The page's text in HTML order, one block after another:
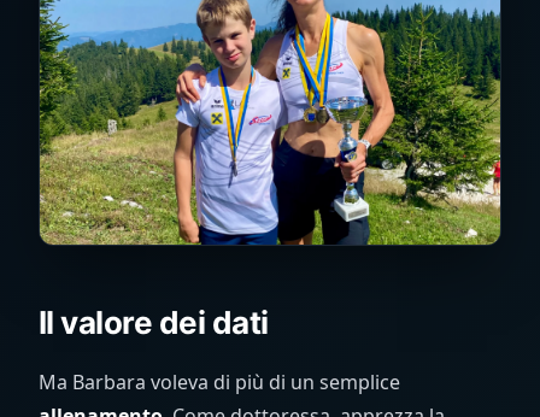
Il valore dei dati
Ma Barbara voleva di più di un semplice